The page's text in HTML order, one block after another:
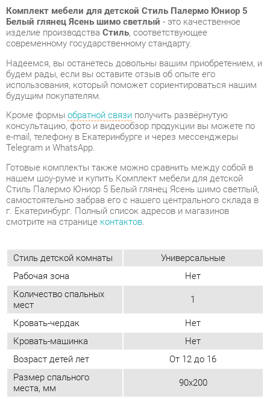
использования, который поможет сориентироваться нашим
будущим покупателям.
Кроме формыобратной связиполучить развёрнутую
консультацию, фото и видеообзор продукции вы можете по
e-mail, телефону в Екатеринбурге и через мессенджеры
Telegram и WhatsApp.
Готовые комплекты также можно сравнить между собой в
нашем шоу-руме и купить Комплект мебели для детской
Стиль Палермо Юниор 5 Белый глянец Ясень шимо светлый,
самостоятельно забрав его с нашего центрального склада в
г. Екатеринбург. Полный список адресов и магазинов
смотрите на страницеконтактов .
Стиль детской комнаты
Универсальные
Рабочая зона
Нет
Количество спальных
мест
1
Кровать-машинка
Нет
Возраст детей лет
От 12 до 16
Размер спального
места, мм
90х200
Материал Лдсп
Цвет Ясень шимо светлый/белый
глянец
Стиль интерьера Классический